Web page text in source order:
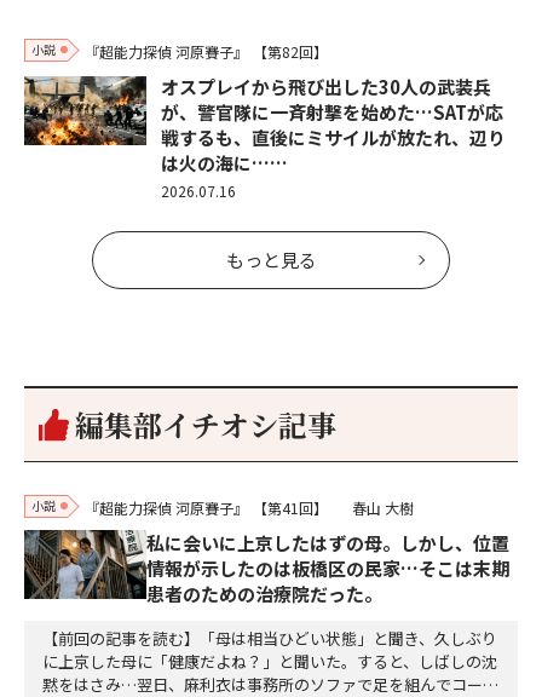
小説 『超能力探偵 河原賽子』 【第82回】
オスプレイから飛び出した30人の武装兵
が、警官隊に一斉射撃を始めた…SATが応
戦するも、直後にミサイルが放たれ、辺り
は火の海に……
2026.07.16
もっと見る
編集部イチオシ記事
小説 『超能力探偵 河原賽子』 【第41回】 春山 大樹
私に会いに上京したはずの母。しかし、位置
情報が示したのは板橋区の民家…そこは末期
患者のための治療院だった。
【前回の記事を読む】「母は相当ひどい状態」と聞き、久しぶり
に上京した母に「健康だよね？」と聞いた。すると、しばしの沈
黙をはさみ…翌日、麻利衣は事務所のソファで足を組んでコーヒ